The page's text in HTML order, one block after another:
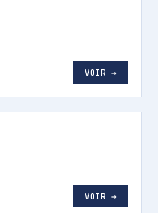
VOIR →
VOIR →